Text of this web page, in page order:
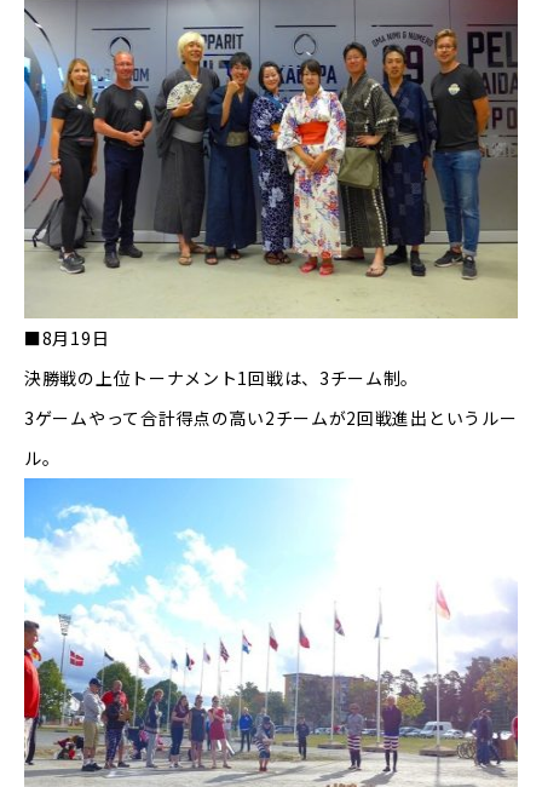
■8月 19 日
決勝戦の上位トーナメント1回戦は、 3チーム制。
3ゲームやって合計得点の高い2チームが2回戦進出というルー
ル。